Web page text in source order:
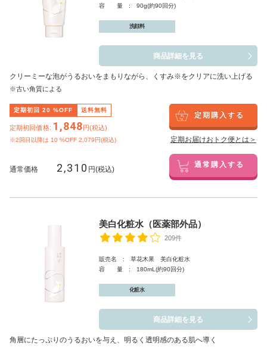
容 量 : 90g(約90回分)
洗顔料
商品詳細を見る
クリーミーな泡がうるおいをまもりながら、くすみ※をクリアに洗い上げる
※古い角質による
定期初回 20 %OFF 送料無料
定期初回価格: 1,848円(税込)
※2回目以降は 10 %OFF 2,079円(税込)
定期購入する
定期お届けおトク便とは＞
通常価格 2,310 円(税込) 通常購入する
美白化粧水（医薬部外品）
209件
販売名 : 草花木果 美白化粧水
容 量 : 180mL(約90回分)
化粧水
商品詳細を見る
角層にたっぷりのうるおいを与え、明るく透明感のある肌へ導く